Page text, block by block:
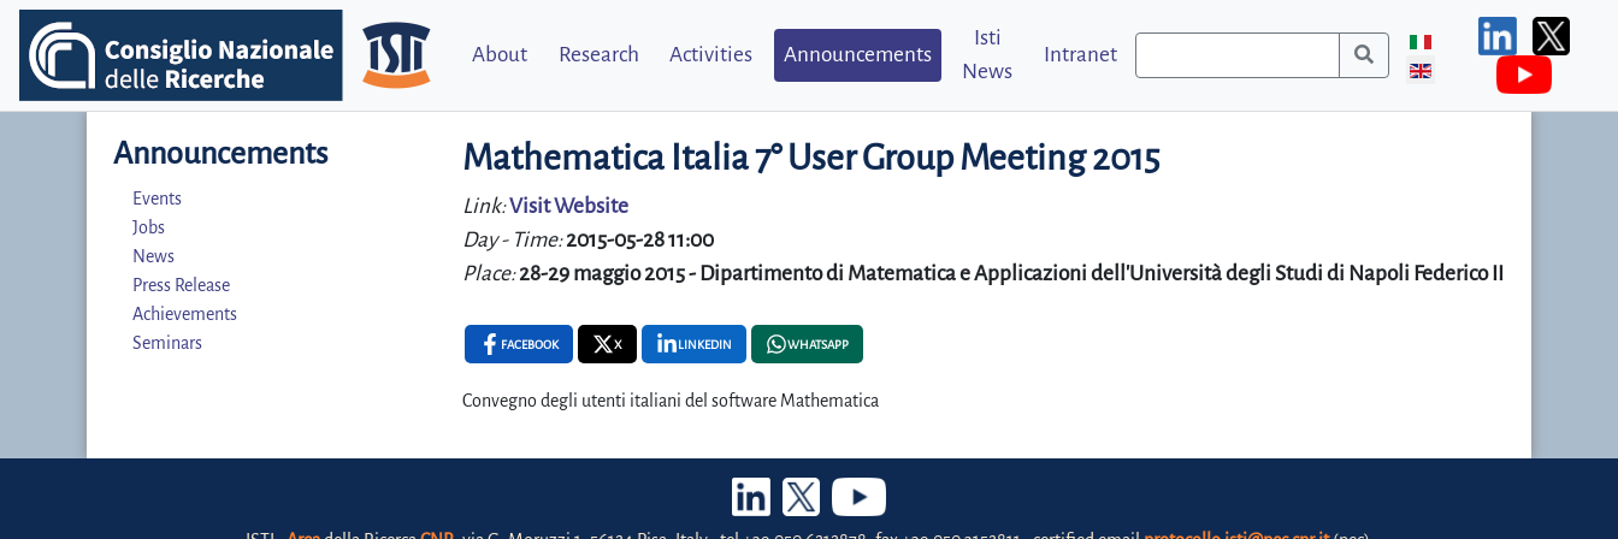
About Research Activities Announcements
Isti
News
Intranet
Announcements
Events
Jobs
News
Press Release
Achievements
Seminars
Mathematica Italia 7° User Group Meeting 2015
Link:Visit Website
Day - Time:2015-05-28 11:00
Place:28-29 maggio 2015 - Dipartimento di Matematica e Applicazioni dell'Università degli Studi di Napoli Federico II
FACEBOOK X LINKEDIN WHATSAPP
Convegno degli utenti italiani del software Mathematica